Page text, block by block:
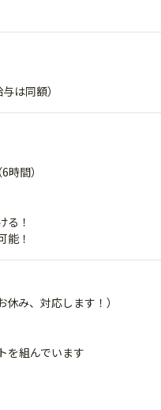
は同額）
間）
る！
能！
み、対応します！）
を組んでいます